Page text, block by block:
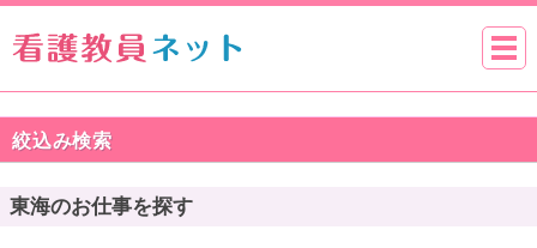
絞込み検索
東海のお仕事を探す